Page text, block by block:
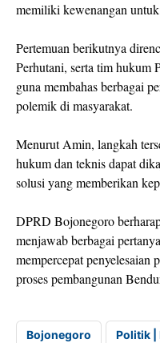
memiliki kewenangan
Pertemuan berikutnya
Perhutani, serta tim hukum
guna membahas berbagai
polemik di masyarakat.
Menurut Amin, langkah
hukum dan teknis dapat
solusi yang memberikan
DPRD Bojonegoro
menjawab berbagai
mempercepat penyelesaian
proses pembangunan
Bojonegoro Politik |